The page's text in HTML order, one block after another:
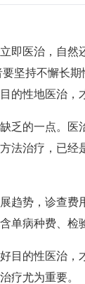
即医治，自
坚持不懈长
的性地医治，
的一点。医
法治疗，已经
势，诊查费
单病种费、检
的性医治，
疗尤为重要。